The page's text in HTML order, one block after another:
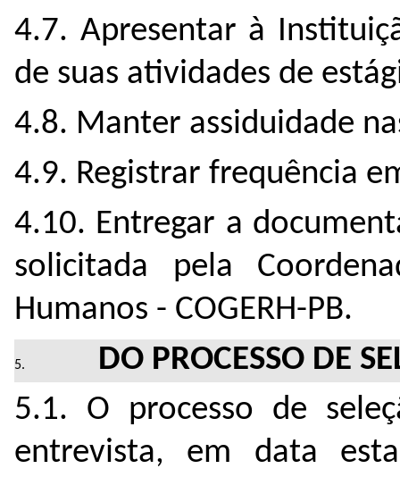
4.7. Apresentar à
de suas atividades de
4.8. Manter assiduidade
4.9. Registrar frequência
4.10. Entregar a
solicitada pela
Humanos - COGERH-PB.
DO PROCESSO DE
5.1. O processo de
entrevista, em data